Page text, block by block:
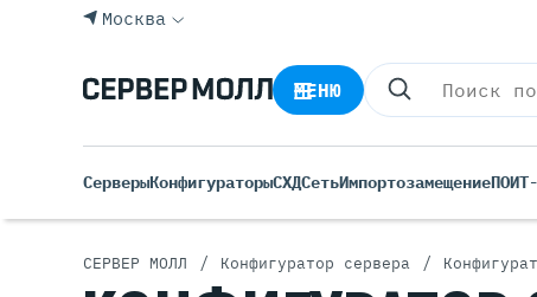
Все
Москва
МЕНЮ
СерверыКонфигураторыСХДСетьИмпортозамещениеПО
СЕРВЕР МОЛЛ / Конфигуратор сервера /